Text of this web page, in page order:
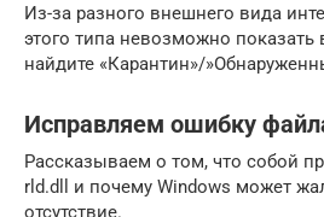
Из-за разного внешнего вида
этого типа невозможно
найдите «Карантин»/
Исправляем ошибку
Рассказываем о том, что собой
rld.dll и почему Windows может
отсутствие.